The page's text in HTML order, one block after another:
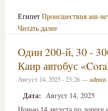
Египет Происшествия asn-
Читать далее
Один 200-й, 30 -
Каир автобус
Август 14, 2025 - 23:26 —admin
Дата: Август 14, 2025